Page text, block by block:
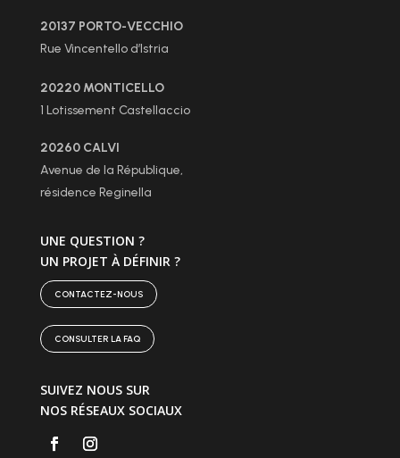
20137 PORTO-VECCHIO
Rue Vincentello d’Istria
20220 MONTICELLO
1 Lotissement Castellaccio
20260 CALVI
Avenue de la République,
résidence Reginella
UNE QUESTION ?
UN PROJET À DÉFINIR ?
CONTACTEZ-NOUS
CONSULTER LA FAQ
SUIVEZ NOUS SUR
NOS RÉSEAUX SOCIAUX